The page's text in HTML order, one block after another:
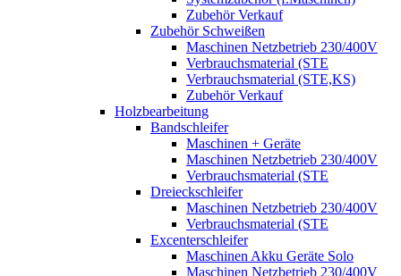
Zubehör Verkauf
Zubehör Schweißen
Maschinen Netzbetrieb 230/400V
Verbrauchsmaterial (STE
Verbrauchsmaterial (STE,KS)
Zubehör Verkauf
Holzbearbeitung
Bandschleifer
Maschinen + Geräte
Maschinen Netzbetrieb 230/400V
Verbrauchsmaterial (STE
Dreieckschleifer
Maschinen Netzbetrieb 230/400V
Verbrauchsmaterial (STE
Excenterschleifer
Maschinen Akku Geräte Solo
Maschinen Netzbetrieb 230/400V